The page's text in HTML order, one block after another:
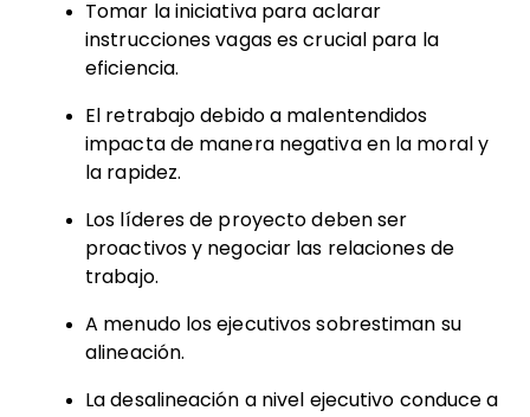
Tomar la iniciativa para aclarar
instrucciones vagas es crucial para la
eficiencia.
El retrabajo debido a malentendidos
impacta de manera negativa en la moral y
la rapidez.
Los líderes de proyecto deben ser
proactivos y negociar las relaciones de
trabajo.
A menudo los ejecutivos sobrestiman su
alineación.
La desalineación a nivel ejecutivo conduce a